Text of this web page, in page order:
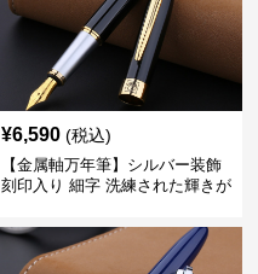
¥6,590 (税込)
【金属軸万年筆】シルバー装飾
刻印入り 細字 洗練された輝きが